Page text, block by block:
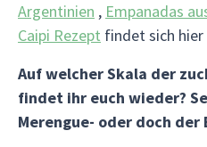
Argentinien , Empanadas
Caipi Rezept findet sich hier
Auf welcher Skala der
findet ihr euch wieder?
Merengue- oder doch der